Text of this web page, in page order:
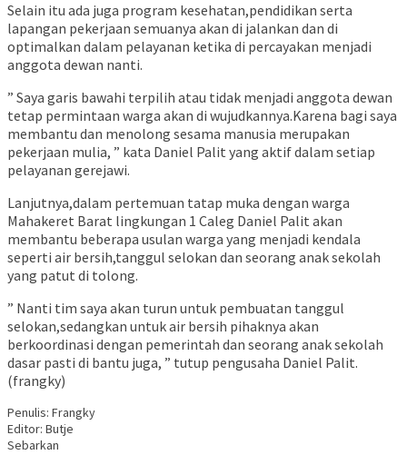
Selain itu ada juga program kesehatan,pendidikan serta
lapangan pekerjaan semuanya akan di jalankan dan di
optimalkan dalam pelayanan ketika di percayakan menjadi
anggota dewan nanti.
” Saya garis bawahi terpilih atau tidak menjadi anggota dewan
tetap permintaan warga akan di wujudkannya.Karena bagi saya
membantu dan menolong sesama manusia merupakan
pekerjaan mulia, ” kata Daniel Palit yang aktif dalam setiap
pelayanan gerejawi.
Lanjutnya,dalam pertemuan tatap muka dengan warga
Mahakeret Barat lingkungan 1 Caleg Daniel Palit akan
membantu beberapa usulan warga yang menjadi kendala
seperti air bersih,tanggul selokan dan seorang anak sekolah
yang patut di tolong.
” Nanti tim saya akan turun untuk pembuatan tanggul
selokan,sedangkan untuk air bersih pihaknya akan
berkoordinasi dengan pemerintah dan seorang anak sekolah
dasar pasti di bantu juga, ” tutup pengusaha Daniel Palit.
(frangky)
Penulis: Frangky
Editor: Butje
Sebarkan